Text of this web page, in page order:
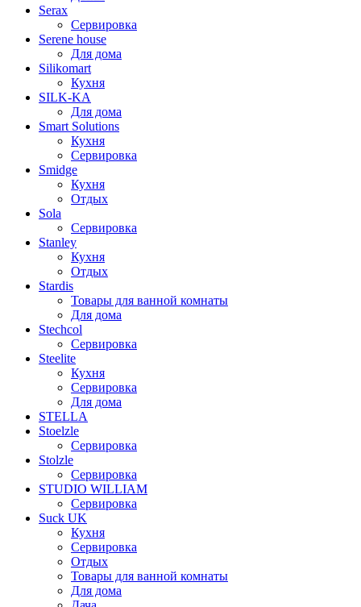
Serax
Сервировка
Serene house
Для дома
Silikomart
Кухня
SILK-KA
Для дома
Smart Solutions
Кухня
Сервировка
Smidge
Кухня
Отдых
Sola
Сервировка
Stanley
Кухня
Отдых
Stardis
Товары для ванной комнаты
Для дома
Stechcol
Сервировка
Steelite
Кухня
Сервировка
Для дома
STELLA
Stoelzle
Сервировка
Stolzle
Сервировка
STUDIO WILLIAM
Сервировка
Suck UK
Кухня
Сервировка
Отдых
Товары для ванной комнаты
Для дома